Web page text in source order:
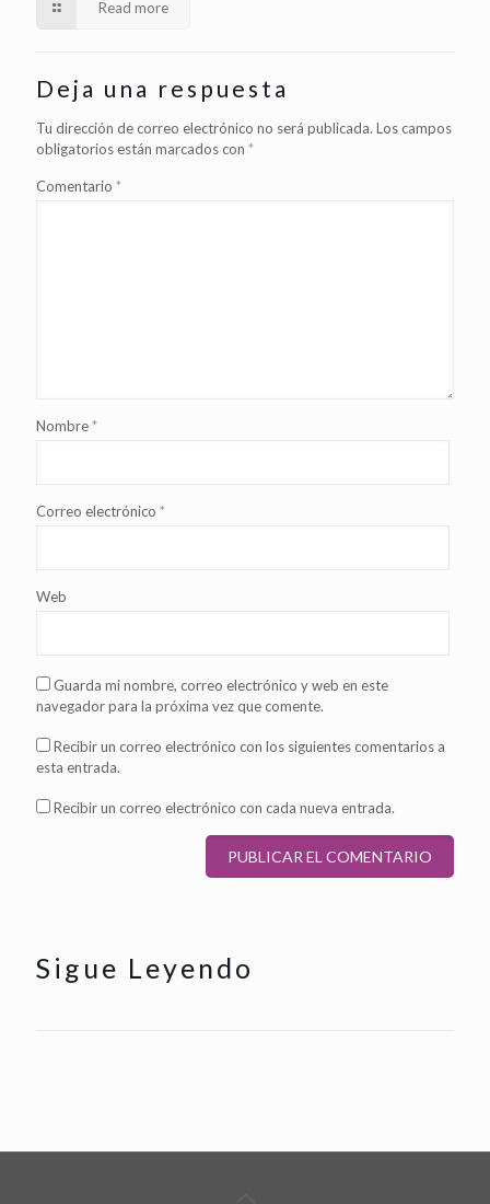
Read more
Deja una respuesta
Tu dirección de correo electrónico no será publicada. Los campos
obligatorios están marcados con *
Comentario *
Nombre*
Correo electrónico *
Web
Guarda mi nombre, correo electrónico y web en este
navegador para la próxima vez que comente.
Recibir un correo electrónico con los siguientes comentarios a
esta entrada.
Recibir un correo electrónico con cada nueva entrada.
Sigue Leyendo